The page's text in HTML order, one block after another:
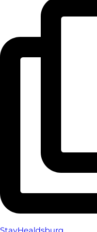
StayHealdsburg